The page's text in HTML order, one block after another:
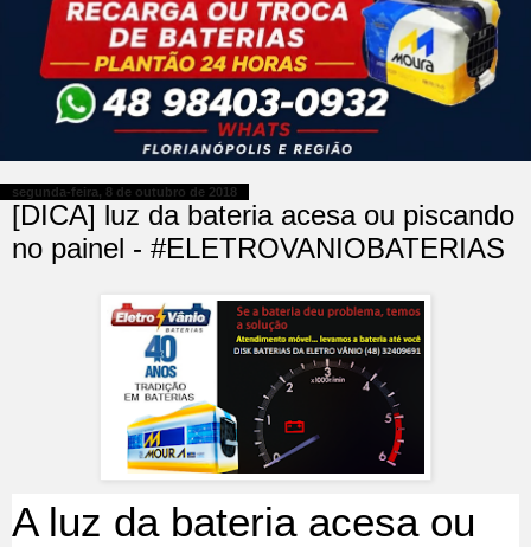
segunda-feira, 8 de outubro de 2018
[DICA] luz da bateria acesa ou piscando
no painel - #ELETROVANIOBATERIAS
A luz da bateria acesa ou